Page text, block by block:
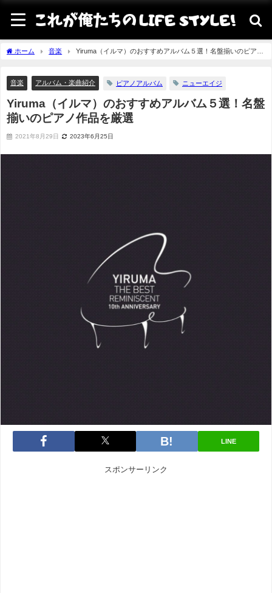
ホーム 音楽
Yiruma（イルマ）のおすすめアルバム５選！名盤揃いのピアノ
音楽 アルバム・楽曲紹介 ピアノアルバム ニューエイジ
Yiruma（イルマ）のおすすめアルバム５選！名盤
揃いのピアノ作品を厳選
2021年8月29日 2023年6月25日
LINE
スポンサーリンク